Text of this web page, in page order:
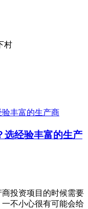
村
选经验丰富的生产
投资项目的时候需要
不小心很有可能会给